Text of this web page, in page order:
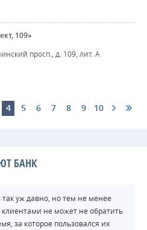
109»
просп., д. 109, лит. А
4 5 6 7 8 9 10
БАНК
уж давно, но тем не менее
не может не обратить
за которое пользовался их